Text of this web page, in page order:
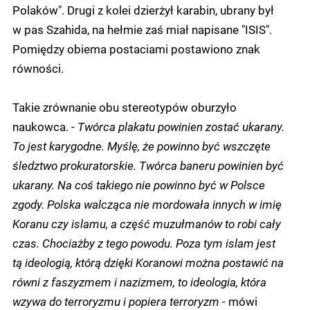
Polaków". Drugi z kolei dzierżył karabin, ubrany był
w pas Szahida, na hełmie zaś miał napisane "ISIS".
Pomiędzy obiema postaciami postawiono znak
równości.
Takie zrównanie obu stereotypów oburzyło
naukowca. - Twórca plakatu powinien zostać ukarany.
To jest karygodne. Myślę, że powinno być wszczęte
śledztwo prokuratorskie. Twórca baneru powinien być
ukarany. Na coś takiego nie powinno być w Polsce
zgody. Polska walcząca nie mordowała innych w imię
Koranu czy islamu, a część muzułmanów to robi cały
czas. Chociażby z tego powodu. Poza tym islam jest
tą ideologią, którą dzięki Koranowi można postawić na
równi z faszyzmem i nazizmem, to ideologia, która
wzywa do terroryzmu i popiera terroryzm - mówi